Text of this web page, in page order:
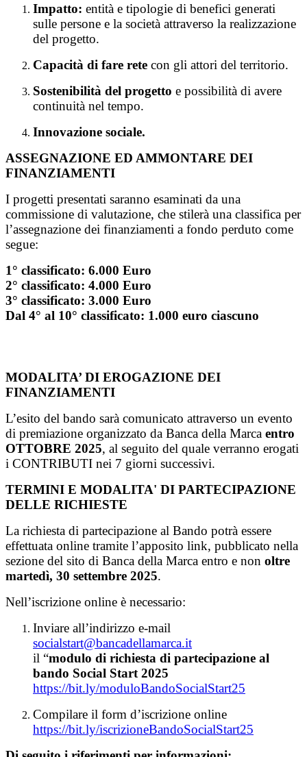
Impatto: entità e tipologie di benefici generati
sulle persone e la società attraverso la realizzazione
del progetto.
Capacità di fare rete con gli attori del territorio.
Sostenibilità del progetto e possibilità di avere
continuità nel tempo.
Innovazione sociale.
ASSEGNAZIONE ED AMMONTARE DEI
FINANZIAMENTI
I progetti presentati saranno esaminati da una
commissione di valutazione, che stilerà una classifica per
l’assegnazione dei finanziamenti a fondo perduto come
segue:
1° classificato: 6.000 Euro
2° classificato: 4.000 Euro
3° classificato: 3.000 Euro
Dal 4° al 10° classificato: 1.000 euro ciascuno
MODALITA’ DI EROGAZIONE DEI
FINANZIAMENTI
L’esito del bando sarà comunicato attraverso un evento
di premiazione organizzato da Banca della Marca entro
OTTOBRE 2025, al seguito del quale verranno erogati
i CONTRIBUTI nei 7 giorni successivi.
TERMINI E MODALITA' DI PARTECIPAZIONE
DELLE RICHIESTE
La richiesta di partecipazione al Bando potrà essere
effettuata online tramite l’apposito link, pubblicato nella
sezione del sito di Banca della Marca entro e non oltre
martedì, 30 settembre 2025.
Nell’iscrizione online è necessario:
Inviare all’indirizzo e-mail
socialstart@bancadellamarca.it
il “modulo di richiesta di partecipazione al
bando Social Start 2025
https://bit.ly/moduloBandoSocialStart25
Compilare il form d’iscrizione online
https://bit.ly/iscrizioneBandoSocialStart25